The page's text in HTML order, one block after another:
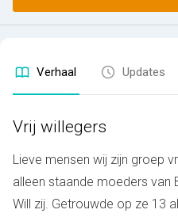
Verhaal Updates
Vrij willegers
Lieve mensen wij zijn groep
alleen staande moeders van
Will zij. Getrouwde op ze 13